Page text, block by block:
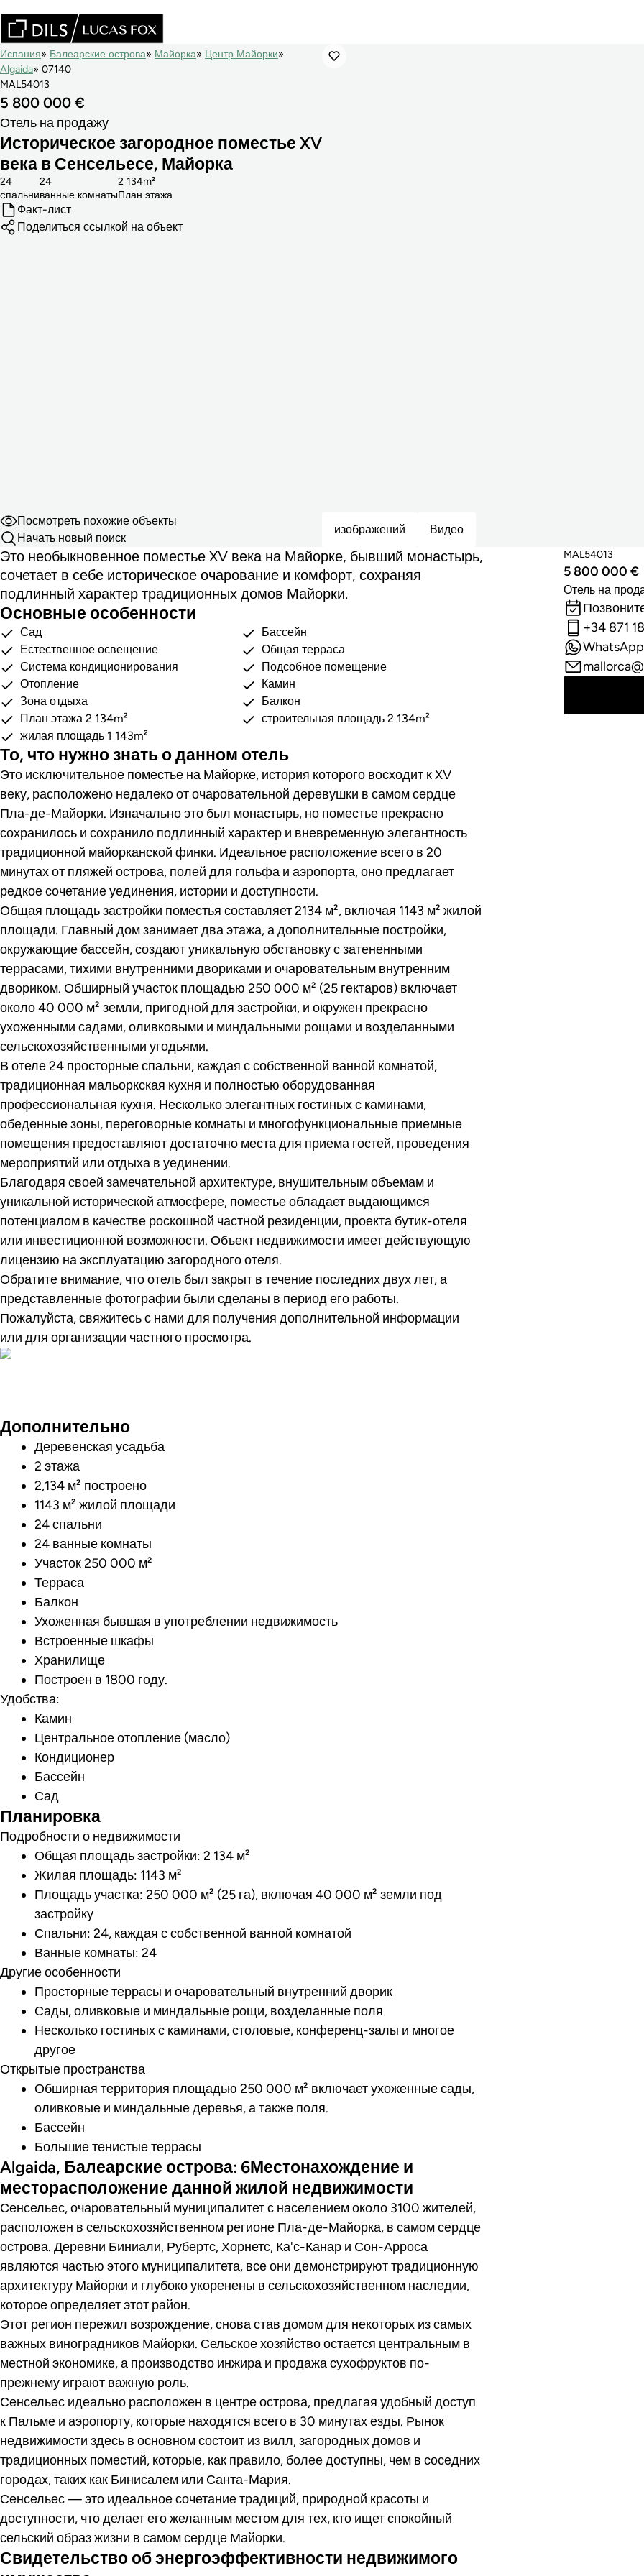
изображений Видео
Испания Балеарские острова Майорка
Центр Майорки
Algaida
07140
MAL54013
5 800 000 €
Отель на продажу
Историческое загородное поместье XV
века в Сенсельесе, Майорка
cпальни
24
ванные комнаты
24
План этажа
2 134m²
Факт-лист
Поделиться ссылкой на объект
Посмотреть похожие объекты
Начать новый поиск
Это необыкновенное поместье XV века на Майорке, бывший монастырь,
сочетает в себе историческое очарование и комфорт, сохраняя
подлинный характер традиционных домов Майорки.
Основные особенности
Сад
Бассейн
Естественное освещение
Общая терраса
Система кондиционирования
Подсобное помещение
Отопление
Камин
Зона отдыха
Балкон
План этажа 2 134m²
строительная площадь 2 134m²
жилая площадь 1 143m²
То, что нужно знать о данном отель
Это исключительное поместье на Майорке, история которого восходит к XV
веку, расположено недалеко от очаровательной деревушки в самом сердце
Пла-де-Майорки. Изначально это был монастырь, но поместье прекрасно
сохранилось и сохранило подлинный характер и вневременную элегантность
традиционной майорканской финки. Идеальное расположение всего в 20
минутах от пляжей острова, полей для гольфа и аэропорта, оно предлагает
редкое сочетание уединения, истории и доступности.
Общая площадь застройки поместья составляет 2134 м², включая 1143 м² жилой
площади. Главный дом занимает два этажа, а дополнительные постройки,
окружающие бассейн, создают уникальную обстановку с затененными
террасами, тихими внутренними двориками и очаровательным внутренним
двориком. Обширный участок площадью 250 000 м² (25 гектаров) включает
около 40 000 м² земли, пригодной для застройки, и окружен прекрасно
ухоженными садами, оливковыми и миндальными рощами и возделанными
сельскохозяйственными угодьями.
В отеле 24 просторные спальни, каждая с собственной ванной комнатой,
традиционная мальоркская кухня и полностью оборудованная
профессиональная кухня. Несколько элегантных гостиных с каминами,
обеденные зоны, переговорные комнаты и многофункциональные приемные
помещения предоставляют достаточно места для приема гостей, проведения
мероприятий или отдыха в уединении.
Благодаря своей замечательной архитектуре, внушительным объемам и
уникальной исторической атмосфере, поместье обладает выдающимся
потенциалом в качестве роскошной частной резиденции, проекта бутик-отеля
или инвестиционной возможности. Объект недвижимости имеет действующую
лицензию на эксплуатацию загородного отеля.
Обратите внимание, что отель был закрыт в течение последних двух лет, а
представленные фотографии были сделаны в период его работы.
Пожалуйста, свяжитесь с нами для получения дополнительной информации
или для организации частного просмотра.
Дополнительно
Деревенская усадьба
2 этажа
2,134 м² построено
1143 м² жилой площади
24 спальни
24 ванные комнаты
Участок 250 000 м²
Терраса
Балкон
Ухоженная бывшая в употреблении недвижимость
Встроенные шкафы
Хранилище
Построен в 1800 году.
Удобства:
Камин
Центральное отопление (масло)
Кондиционер
Бассейн
Сад
Планировка
Подробности о недвижимости
Общая площадь застройки: 2 134 м²
Жилая площадь: 1143 м²
Площадь участка: 250 000 м² (25 га), включая 40 000 м² земли под
застройку
Спальни: 24, каждая с собственной ванной комнатой
Ванные комнаты: 24
Другие особенности
Просторные террасы и очаровательный внутренний дворик
Сады, оливковые и миндальные рощи, возделанные поля
Несколько гостиных с каминами, столовые, конференц-залы и многое
другое
Открытые пространства
Обширная территория площадью 250 000 м² включает ухоженные сады,
оливковые и миндальные деревья, а также поля.
Бассейн
Большие тенистые террасы
Algaida, Балеарские острова: 6Местонахождение и
месторасположение данной жилой недвижимости
Сенсельес, очаровательный муниципалитет с населением около 3100 жителей,
расположен в сельскохозяйственном регионе Пла-де-Майорка, в самом сердце
острова. Деревни Биниали, Рубертс, Хорнетс, Ка'с-Канар и Сон-Арроса
являются частью этого муниципалитета, все они демонстрируют традиционную
архитектуру Майорки и глубоко укоренены в сельскохозяйственном наследии,
которое определяет этот район.
Этот регион пережил возрождение, снова став домом для некоторых из самых
важных виноградников Майорки. Сельское хозяйство остается центральным в
местной экономике, а производство инжира и продажа сухофруктов по-
прежнему играют важную роль.
Сенсельес идеально расположен в центре острова, предлагая удобный доступ
к Пальме и аэропорту, которые находятся всего в 30 минутах езды. Рынок
недвижимости здесь в основном состоит из вилл, загородных домов и
традиционных поместий, которые, как правило, более доступны, чем в соседних
городах, таких как Бинисалем или Санта-Мария.
Сенсельес — это идеальное сочетание традиций, природной красоты и
доступности, что делает его желанным местом для тех, кто ищет спокойный
сельский образ жизни в самом сердце Майорки.
Свидетельство об энергоэффективности недвижимого
MAL54013
5 800 000 €
Отель на
+34 871
WhatsApp